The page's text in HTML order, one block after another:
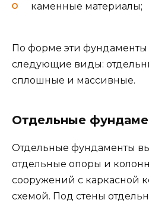
каменные материалы;
По форме эти фундаменты
следующие виды:
сплошные и массивные.
Отдельные
Отдельные фундаменты
отдельные опоры и
сооружений с каркасной
схемой. Под стены